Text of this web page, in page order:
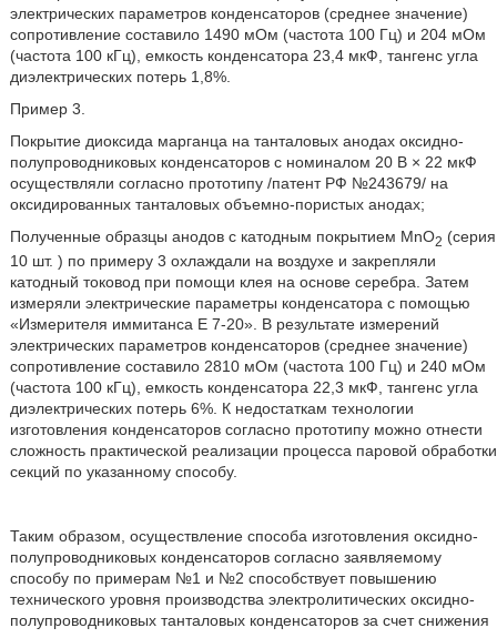
электрических параметров конденсаторов (среднее значение)
сопротивление составило 1490 мОм (частота 100 Гц) и 204 мОм
(частота 100 кГц), емкость конденсатора 23,4 мкФ, тангенс угла
диэлектрических потерь 1,8%.
Пример 3.
Покрытие диоксида марганца на танталовых анодах оксидно-
полупроводниковых конденсаторов с номиналом 20 В × 22 мкФ
осуществляли согласно прототипу /патент РФ №243679/ на
оксидированных танталовых объемно-пористых анодах;
Полученные образцы анодов с катодным покрытием MnO2 (серия
10 шт. ) по примеру 3 охлаждали на воздухе и закрепляли
катодный токовод при помощи клея на основе серебра. Затем
измеряли электрические параметры конденсатора с помощью
«Измерителя иммитанса Е 7-20». В результате измерений
электрических параметров конденсаторов (среднее значение)
сопротивление составило 2810 мОм (частота 100 Гц) и 240 мОм
(частота 100 кГц), емкость конденсатора 22,3 мкФ, тангенс угла
диэлектрических потерь 6%. К недостаткам технологии
изготовления конденсаторов согласно прототипу можно отнести
сложность практической реализации процесса паровой обработки
секций по указанному способу.
Таким образом, осуществление способа изготовления оксидно-
полупроводниковых конденсаторов согласно заявляемому
способу по примерам №1 и №2 способствует повышению
технического уровня производства электролитических оксидно-
полупроводниковых танталовых конденсаторов за счет снижения